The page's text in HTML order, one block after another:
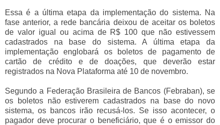
Essa é a última etapa da implementação do sistema. Na
fase anterior, a rede bancária deixou de aceitar os boletos
de valor igual ou acima de R$ 100 que não estivessem
cadastrados na base do sistema. A última etapa da
implementação englobará os boletos de pagamento de
cartão de crédito e de doações, que deverão estar
registrados na Nova Plataforma até 10 de novembro.
Segundo a Federação Brasileira de Bancos (Febraban), se
os boletos não estiverem cadastrados na base do novo
sistema, os bancos irão recusá-los. Se isso acontecer, o
pagador deve procurar o beneficiário, que é o emissor do